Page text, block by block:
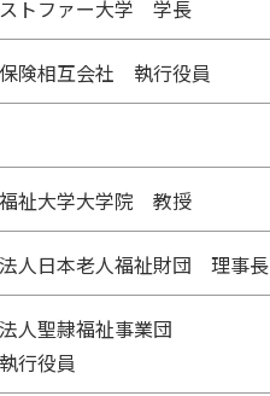
トファー大学 学長
険相互会社 執行役員
祉大学大学院 教授
人日本老人福祉財団 理事長
人聖隷福祉事業団
行役員